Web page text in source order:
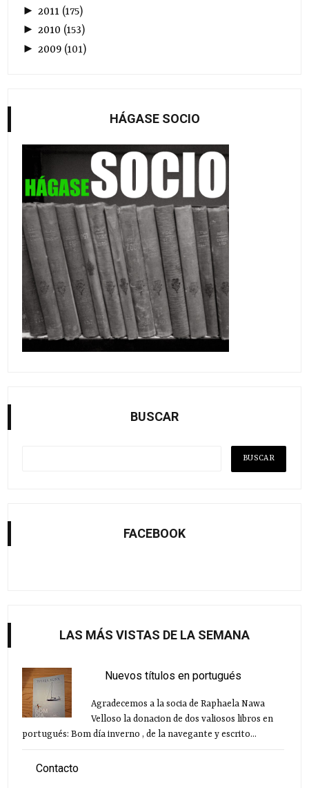
► 2011 (175)
►2010 (153)
► 2009 (101)
HÁGASE SOCIO
BUSCAR
FACEBOOK
LAS MÁS VISTAS DE LA SEMANA
Nuevos títulos en portugués
Agradecemos a la socia de Raphaela Nawa
Velloso la donacion de dos valiosos libros en
portugués: Bom día inverno , de la navegante y escrito...
Contacto